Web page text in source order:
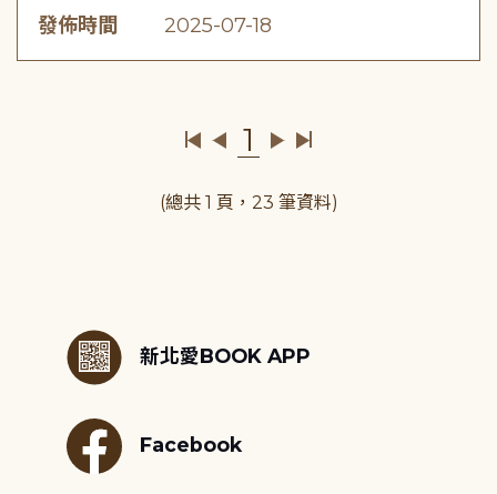
發佈時間 2025-07-18
1
(總共 1 頁，23 筆資料)
新北愛BOOK APP
Facebook